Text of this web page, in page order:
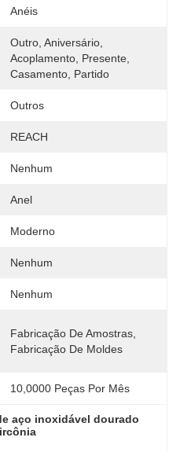
Anéis
Outro, Aniversário,
Acoplamento, Presente,
Casamento, Partido
Outros
REACH
Nenhum
Anel
Moderno
Nenhum
Nenhum
Fabricação De Amostras,
Fabricação De Moldes
10,0000 Peças Por Mês
aço inoxidável dourado